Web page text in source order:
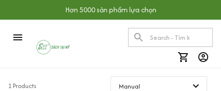
Hơn 5000 sản phẩm lựa chọn
1 Products